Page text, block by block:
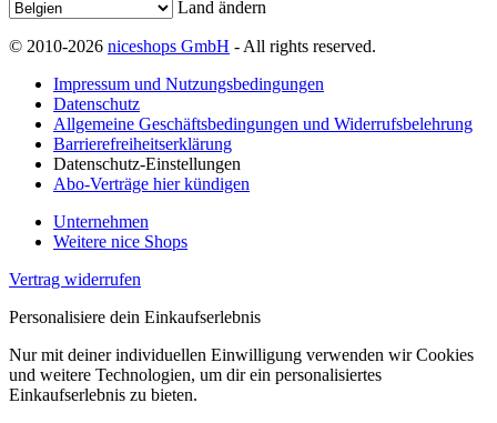
Land ändern
© 2010-2026 niceshops GmbH - All rights reserved.
Impressum und Nutzungsbedingungen
Datenschutz
Allgemeine Geschäftsbedingungen und Widerrufsbelehrung
Barrierefreiheitserklärung
Datenschutz-Einstellungen
Abo-Verträge hier kündigen
Unternehmen
Weitere nice Shops
Vertrag widerrufen
Personalisiere dein Einkaufserlebnis
Nur mit deiner individuellen Einwilligung verwenden wir Cookies
und weitere Technologien, um dir ein personalisiertes
Einkaufserlebnis zu bieten.